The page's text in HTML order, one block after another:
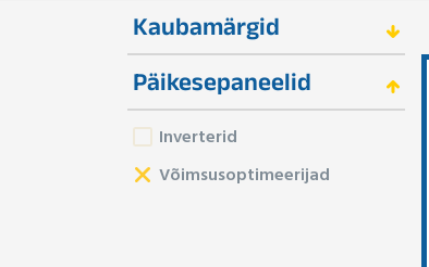
Kaubamärgid
Päikesepaneelid
Inverterid
Võimsusoptimeerijad